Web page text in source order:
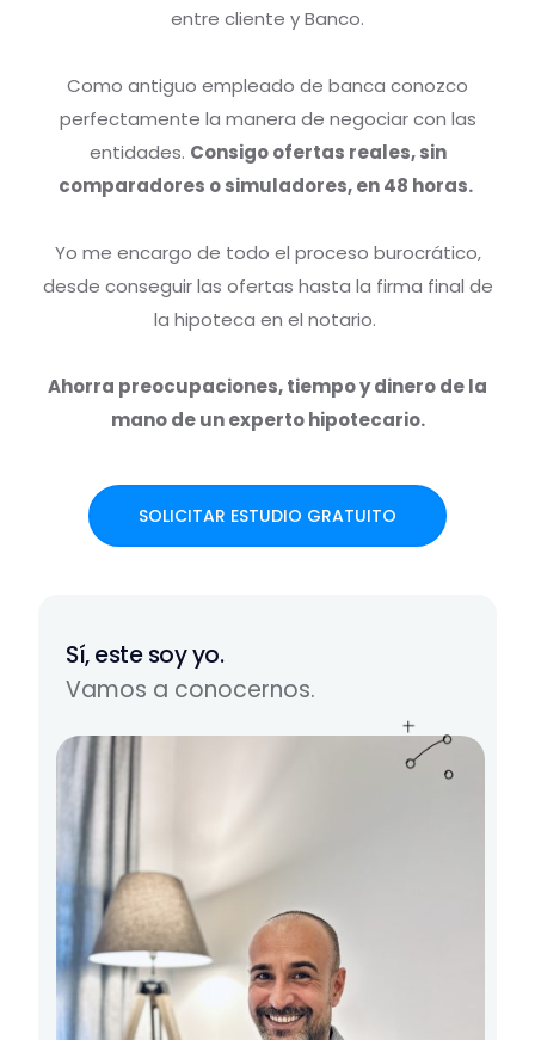
Sí, este soy yo.
Vamos a conocernos.
entre cliente y Banco.
Como antiguo empleado de banca conozco
perfectamente la manera de negociar con las
entidades. Consigo ofertas reales, sin
comparadores o simuladores, en 48 horas.
Yo me encargo de todo el proceso burocrático,
desde conseguir las ofertas hasta la firma final de
la hipoteca en el notario.
Ahorra preocupaciones, tiempo y dinero de la
mano de un experto hipotecario.
SOLICITAR ESTUDIO GRATUITO